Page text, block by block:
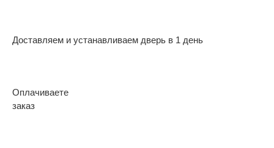
Доставляем и устанавливаем дверь в 1 день
Оплачиваете
заказ